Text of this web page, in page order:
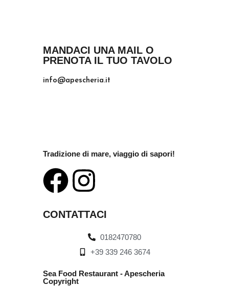
MANDACI UNA MAIL O
PRENOTA IL TUO TAVOLO
info@apescheria.it
Tradizione di mare, viaggio di sapori!
CONTATTACI
0182470780
+39 339 246 3674
Sea Food Restaurant - Apescheria
Copyright